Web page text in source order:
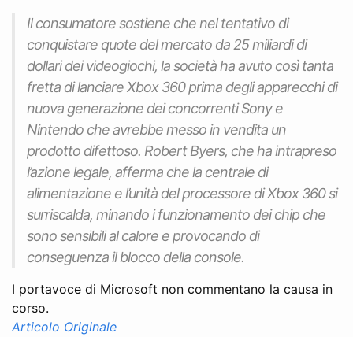
Il consumatore sostiene che nel tentativo di
conquistare quote del mercato da 25 miliardi di
dollari dei videogiochi, la società ha avuto così tanta
fretta di lanciare Xbox 360 prima degli apparecchi di
nuova generazione dei concorrenti Sony e
Nintendo che avrebbe messo in vendita un
prodotto difettoso. Robert Byers, che ha intrapreso
l’azione legale, afferma che la centrale di
alimentazione e l’unità del processore di Xbox 360 si
surriscalda, minando i funzionamento dei chip che
sono sensibili al calore e provocando di
conseguenza il blocco della console.
I portavoce di Microsoft non commentano la causa in
corso.
Articolo Originale